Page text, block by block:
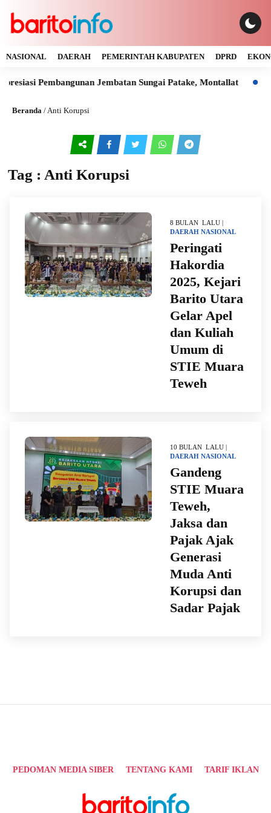
NASIONAL DAERAH PEMERINTAH KABUPATEN DPRD
Pembangunan Jembatan Sungai Patake, Montallat
Beranda /Anti Korupsi
Tag : Anti Korupsi
8 BULAN LALU |
DAERAH NASIONAL
Peringati
Hakordia
2025, Kejari
Barito Utara
Gelar Apel
dan Kuliah
Umum di
STIE Muara
Teweh
10 BULAN LALU |
DAERAH NASIONAL
Gandeng
STIE Muara
Teweh,
Jaksa dan
Pajak Ajak
Generasi
Muda Anti
Korupsi dan
Sadar Pajak
PEDOMAN MEDIA SIBER TENTANG KAMI TARIF IKLAN